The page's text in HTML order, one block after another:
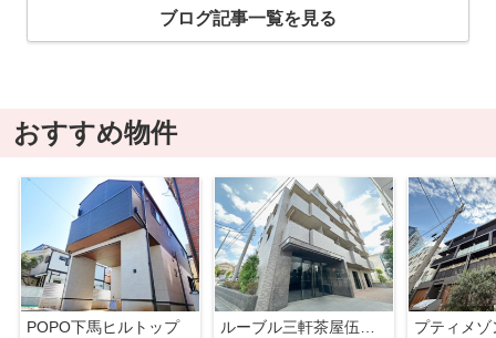
ブログ記事一覧を見る
おすすめ物件
POPO下馬ヒルトップ
ルーブル三軒茶屋伍番館
プティメゾ